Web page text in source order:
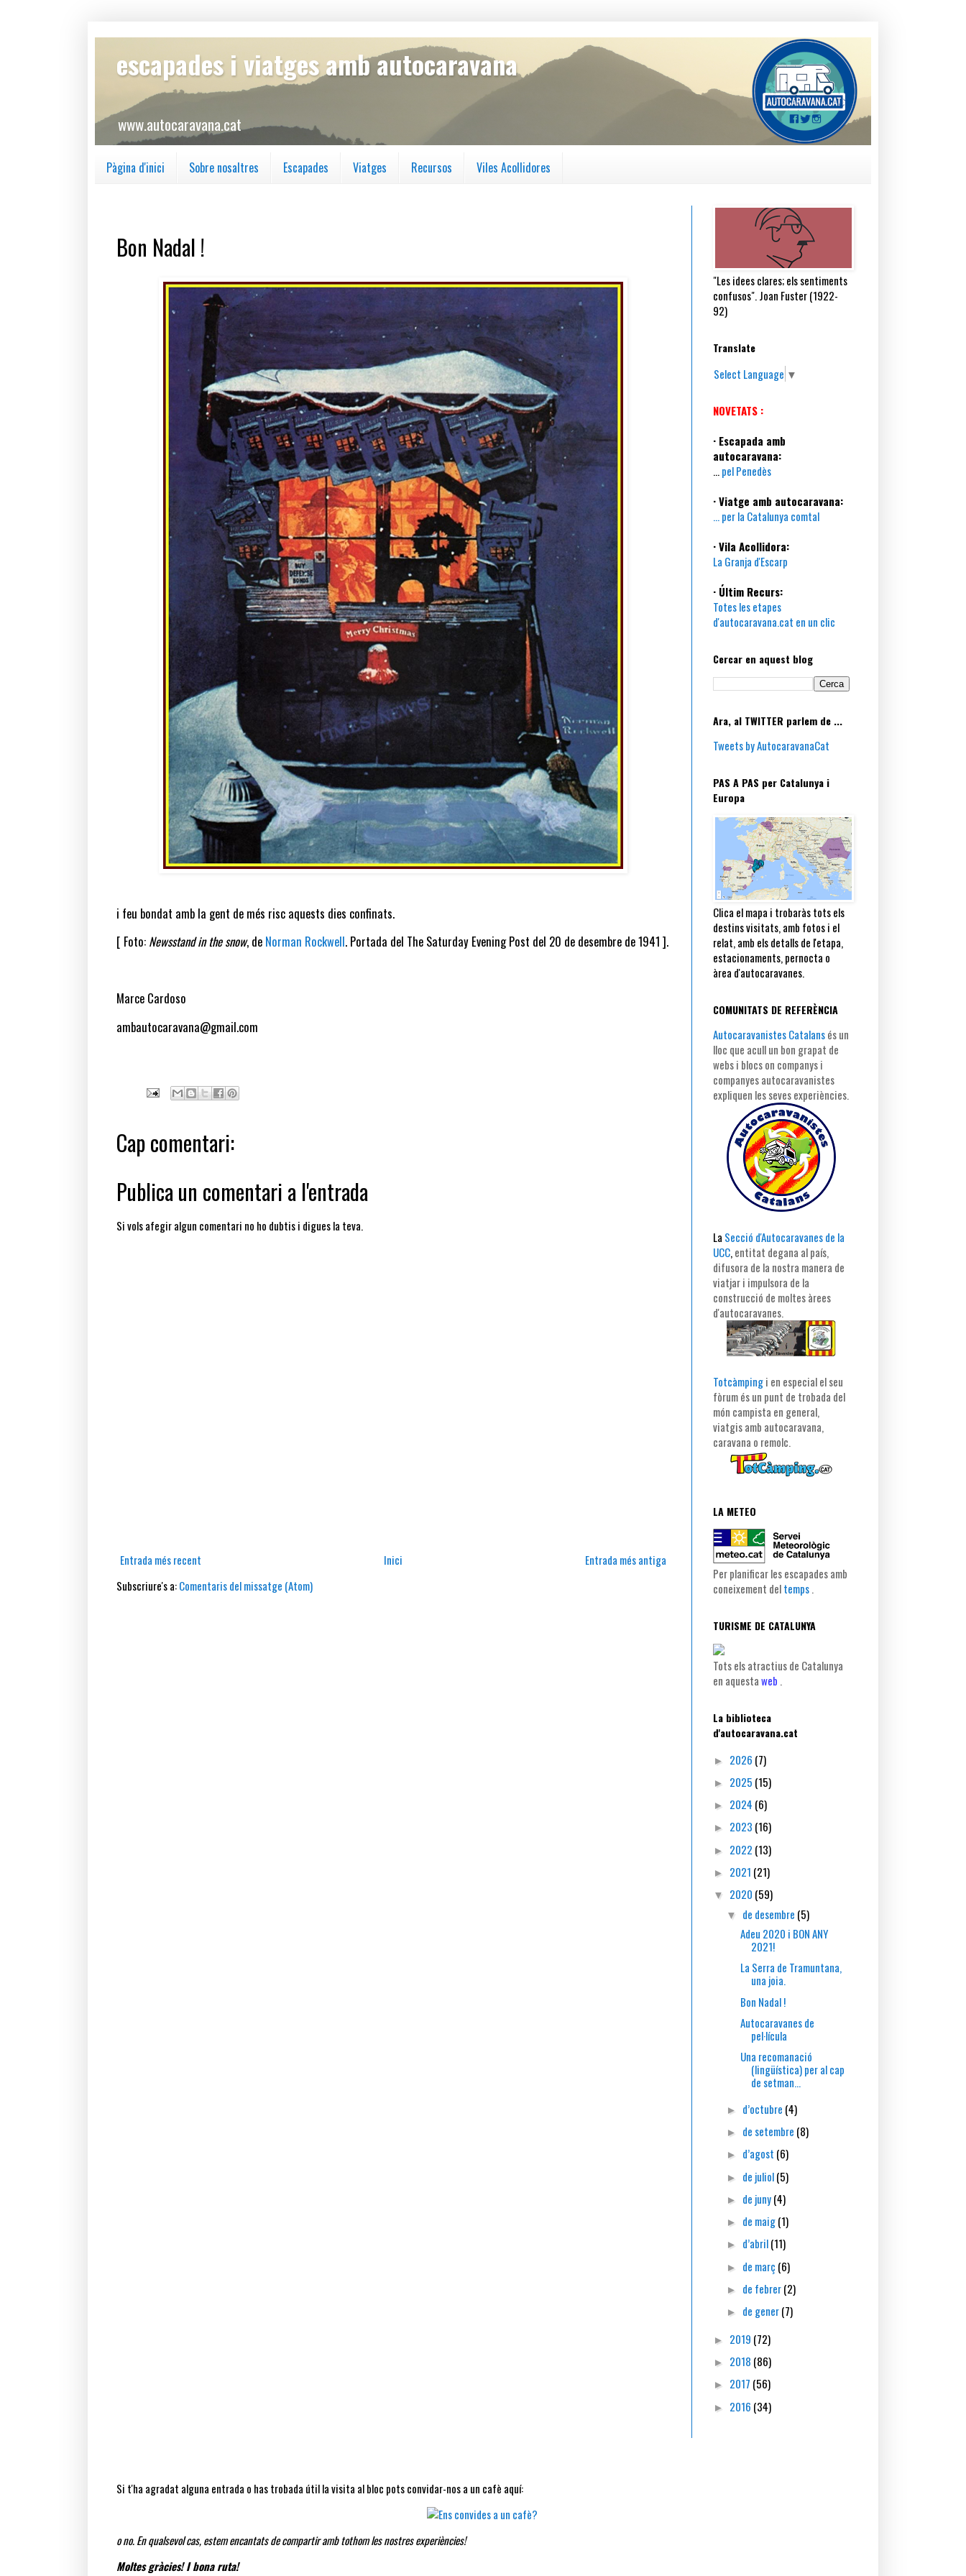
escapades i viatges amb autocaravana
www.autocaravana.cat
Pàgina d'inici Sobre nosaltres Escapades Viatges Recursos Viles Acollidores
Bon Nadal !
i feu bondat amb la gent de més risc aquests dies confinats.
[ Foto: Newsstand in the snow, de Norman Rockwell. Portada del The Saturday Evening Post del 20 de desembre de 1941 ].
Marce Cardoso
ambautocaravana@gmail.com
Cap comentari:
Publica un comentari a l'entrada
Si vols afegir algun comentari no ho dubtis i digues la teva.
Entrada més recent Entrada més antiga
Inici
Subscriure's a:Comentaris del missatge (Atom)
"Les idees clares; els sentiments
confusos". Joan Fuster (1922-
92)
Translate
Select Language ▼
NOVETATS :
· Escapada amb
autocaravana:
...pel Penedès
· Viatge amb autocaravana:
... per la Catalunya comtal
· Vila Acollidora:
La Granja d'Escarp
· Últim Recurs:
Totes les etapes
d'autocaravana.cat en un clic
Cercar en aquest blog
Ara, al TWITTER parlem de ...
Tweets by AutocaravanaCat
PAS A PAS per Catalunya i
Europa
Clica el mapa i trobaràs tots els
destins visitats, amb fotos i el
relat, amb els detalls de l'etapa,
estacionaments, pernocta o
àrea d'autocaravanes.
COMUNITATS DE REFERÈNCIA
Autocaravanistes Catalansés un
lloc que acull un bon grapat de
webs i blocs on companys i
companyes autocaravanistes
expliquen les seves experiències.
La Secció d'Autocaravanes de la
UCC,entitat degana al país,
difusora de la nostra manera de
viatjar i impulsora de la
construcció de moltes àrees
d'autocaravanes.
Totcàmpingi en especial el seu
fòrum és un punt de trobada del
món campista en general,
viatgis amb autocaravana,
caravana o remolc.
LA METEO
Per planificar les escapades amb
coneixement deltemps.
TURISME DE CATALUNYA
Tots els atractius de Catalunya
en aquestaweb .
La biblioteca
d'autocaravana.cat
► 2026 (7)
► 2025 (15)
► 2024 (6)
► 2023 (16)
► 2022 (13)
► 2021 (21)
▼ 2020 (59)
▼ de desembre (5)
Adeu 2020 i BON ANY
2021!
La Serra de Tramuntana,
una joia.
Bon Nadal !
Autocaravanes de
pel·lícula
Una recomanació
(lingüística) per al cap
de setman...
► d’octubre (4)
► de setembre (8)
► d’agost (6)
► de juliol(5)
► de juny(4)
► de maig(1)
► d’abril(11)
► de març (6)
► de febrer(2)
► de gener(7)
► 2019 (72)
► 2018 (86)
► 2017 (56)
► 2016 (34)
Si t'ha agradat alguna entrada o has trobada útil la visita al bloc pots convidar-nos a un cafè aquí:
o no. En qualsevol cas, estem encantats de compartir amb tothom les nostres experiències!
Moltes gràcies! I bona ruta!